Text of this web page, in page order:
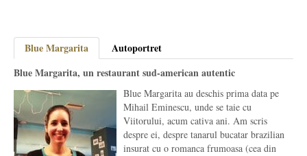
Blue Margarita
Autoportret
Blue Margarita, un restaurant sud-american autentic
Blue Margarita au deschis prima data pe
Mihail Eminescu, unde se taie cu
Viitorului, acum cativa ani. Am scris
despre ei, despre tanarul bucatar brazilian
insurat cu o romanca frumoasa (cea din